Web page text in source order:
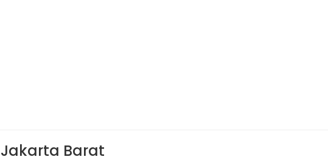
Barat